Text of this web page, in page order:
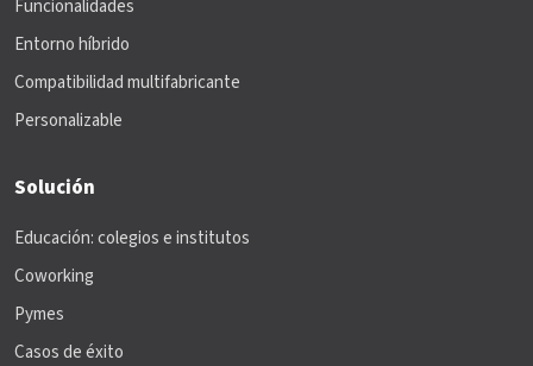
Funcionalidades
Entorno híbrido
Compatibilidad multifabricante
Personalizable
Solución
Educación: colegios e institutos
Coworking
Pymes
Casos de éxito